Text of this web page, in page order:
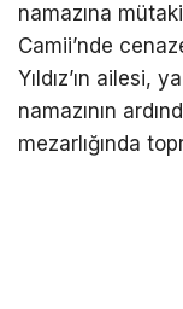
namazına
Camii’nde
Yıldız’ın ailesi,
namazının
mezarlığında